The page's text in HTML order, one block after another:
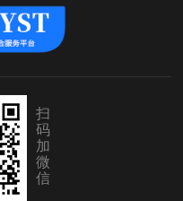
扫
码
加
微
信